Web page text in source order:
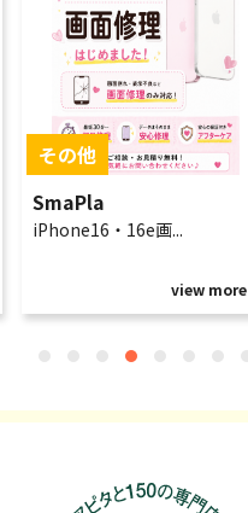
SmaPla
iPhone16・16e画...
view more